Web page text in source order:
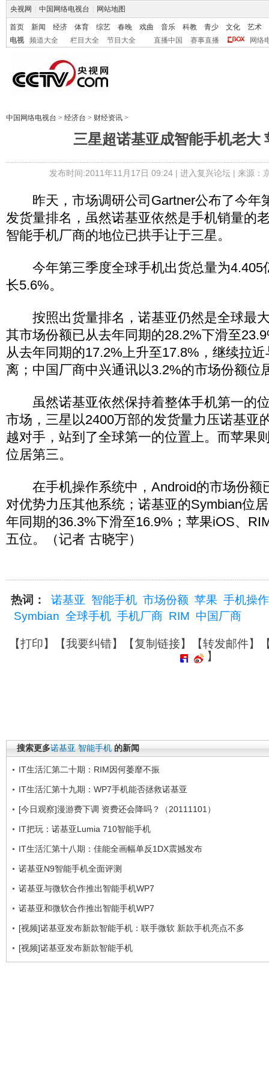
央视网 中国网络电视台 网站地图
首页 新闻 经济 体育 综艺 春晚 戏曲 音乐 科教 青少 文化
艺术
电视
频道大全 栏目大全 节目大全 直播中国 赛事直播 网络
中国网络电视台 > 经济台 > 财经资讯 >
三星超诺基亚成智能手机老大
发布时间:2011年11月17日 09:24 | 进入复兴论坛| 来源：
昨天，市场调研公司Gartner公布了今年
发货量排名，虽然诺基亚依然是手机销量的
智能手机厂商的地位已拱手让于三星。
今年第三季度全球手机出货总量为4.405
长5.6%。
按照出货量排名，诺基亚仍然是全球最
其市场份额已从去年同期的28.2%下滑至
从去年同期的17.2%上升至17.8%，继续拉
离；中国厂商中兴通讯以3.2%的市场份额位
虽然诺基亚依然保持着整体手机第一的
市场，三星以2400万部的发货量力压诺基亚
越对手，站到了全球第一的位置上。而苹果
位居第三。
在手机操作系统中，Android的市场份额
对优势力压其他系统；诺基亚的Symbian位
年同期的36.3%下滑至16.9%；苹果iOS、
五位。（记者 古晓宇）
热词： 诺基亚 智能手机 市场份额 苹果 手机操
Symbian 全球手机 手机厂商 RIM 中国厂商
【打印】【我要纠错】【复制链接】【转发邮件】
】
搜索更多诺基亚 智能手机 的新闻
IT生活汇第二十期：RIM因何萎靡不振
IT生活汇第十九期：WP7手机能否拯救诺基亚
[今日观察]漫游费下调 资费还会降吗？（20111101）
IT把玩：诺基亚Lumia 710智能手机
IT生活汇第十八期：佳能全画幅单反1DX震撼发布
诺基亚N9智能手机全面评测
诺基亚与微软合作推出智能手机WP7
诺基亚和微软合作推出智能手机WP7
[视频]诺基亚发布新款智能手机：联手微软 新款手机亮点不多
[视频]诺基亚发布新款智能手机